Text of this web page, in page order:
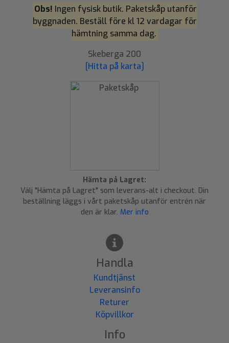
Obs! Ingen fysisk butik. Paketskåp utanför
byggnaden. Beställ före kl 12 vardagar för
hämtning samma dag.
Skeberga 200
[Hitta på karta]
Hämta på Lagret:
Välj "Hämta på Lagret" som leverans-alt i checkout. Din
beställning läggs i vårt paketskåp utanför entrén när
den är klar. Mer info
Handla
Kundtjänst
Leveransinfo
Returer
Köpvillkor
Info